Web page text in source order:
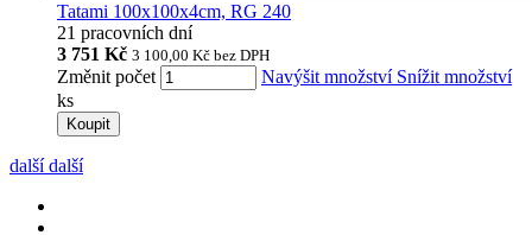
Tatami 100x100x4cm, RG 240
21 pracovních dní
3 751 Kč 3 100,00 Kč bez DPH
Změnit počet Navýšit množství Snížit množství
ks
Koupit
další další